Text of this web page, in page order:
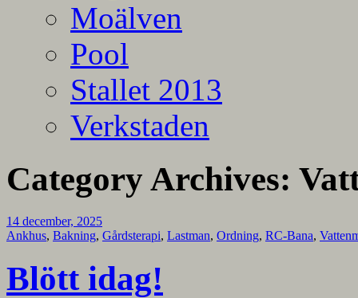
Moälven
Pool
Stallet 2013
Verkstaden
Category Archives:
14 december, 2025
Ankhus, Bakning, Gårdsterapi, Lastman, Ordning, RC-Bana,
Blött idag!